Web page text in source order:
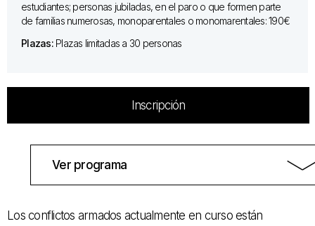
estudiantes; personas jubiladas, en el paro o que formen parte
de familias numerosas, monoparentales o monomarentales: 190€
Plazas: Plazas limitadas a 30 personas
Inscripción
Ver programa
Los conflictos armados actualmente en curso están